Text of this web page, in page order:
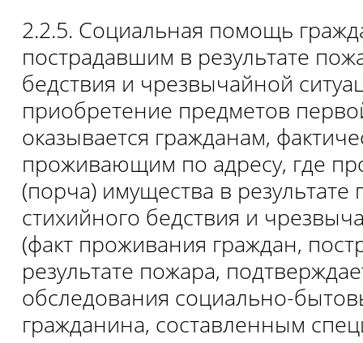
2.2.5. Социальная помощь
пострадавшим в результате
бедствия и чрезвычайной
приобретение предметов
оказывается гражданам,
проживающим по адресу, где
(порча) имущества в результате
стихийного бедствия и
(факт проживания граждан,
результате пожара,
обследования социально-
гражданина, составленным